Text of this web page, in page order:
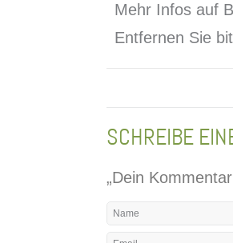
Mehr Infos auf
Entfernen Sie
SCHREIBE
„Dein